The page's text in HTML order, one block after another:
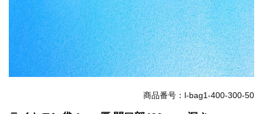
商品番号：l-bag1-400-300-50